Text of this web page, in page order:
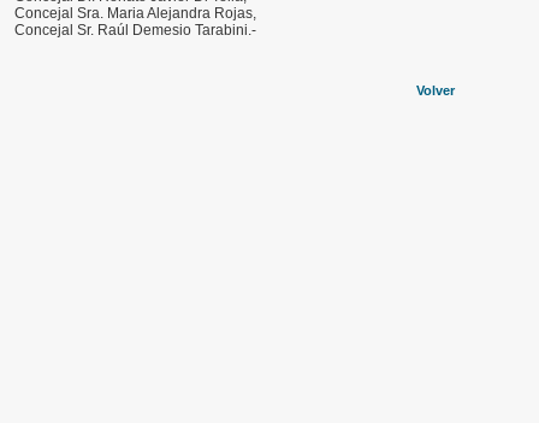
Concejal Sra. Maria Alejandra Rojas,
Concejal Sr. Raúl Demesio Tarabini.-
Volver